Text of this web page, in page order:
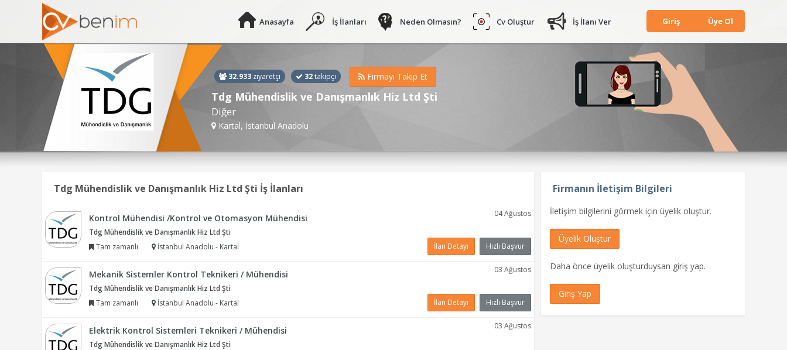
Anasayfa İş İlanları Neden Olmasın? Cv Oluştur İş İlanı Ver Giriş Üye Ol
32.933 ziyaretçi 32takipçi Firmayı Takip Et
Tdg Mühendislik ve Danışmanlık Hiz Ltd Şti
Diğer
Kartal, İstanbul Anadolu
Tdg Mühendislik ve Danışmanlık Hiz Ltd Şti İş İlanları
İlan Detayı Hızlı Başvur
04 Ağustos
Kontrol Mühendisi /Kontrol ve Otomasyon Mühendisi
Tdg Mühendislik ve Danışmanlık Hiz Ltd Şti
Tam zamanlı
İstanbul Anadolu - Kartal
İlan Detayı Hızlı Başvur
03 Ağustos
Mekanik Sistemler Kontrol Teknikeri / Mühendisi
Tdg Mühendislik ve Danışmanlık Hiz Ltd Şti
Tam zamanlı
İstanbul Anadolu - Kartal
03 Ağustos
Elektrik Kontrol Sistemleri Teknikeri / Mühendisi
Tdg Mühendislik ve Danışmanlık Hiz Ltd Şti
Firmanın İletişim Bilgileri
İletişim bilgilerini görmek için üyelik oluştur.
Üyelik Oluştur
Daha önce üyelik oluşturduysan giriş yap.
Giriş Yap